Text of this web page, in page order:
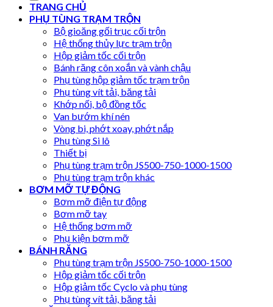
TRANG CHỦ
PHỤ TÙNG TRẠM TRỘN
Bộ gioăng gối trục cối trộn
Hệ thống thủy lực trạm trộn
Hộp giảm tốc cối trộn
Bánh răng côn xoắn và vành chậu
Phụ tùng hộp giảm tốc trạm trộn
Phụ tùng vít tải, băng tải
Khớp nối, bộ đồng tốc
Van bướm khí nén
Vòng bi, phớt xoay, phớt nắp
Phụ tùng Si lô
Thiết bị
Phụ tùng trạm trộn JS500-750-1000-1500
Phụ tùng trạm trộn khác
BƠM MỠ TỰ ĐỘNG
Bơm mỡ điện tự động
Bơm mỡ tay
Hệ thống bơm mỡ
Phụ kiện bơm mỡ
BÁNH RĂNG
Phụ tùng trạm trộn JS500-750-1000-1500
Hộp giảm tốc cối trộn
Hộp giảm tốc Cyclo và phụ tùng
Phụ tùng vít tải, băng tải